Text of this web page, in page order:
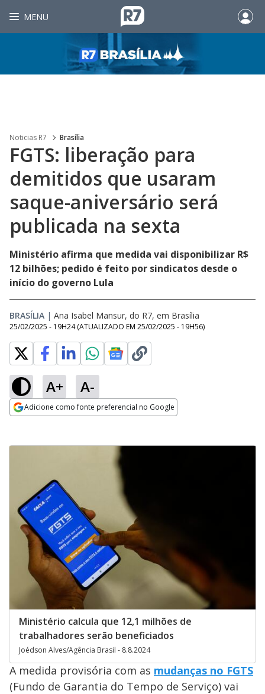
MENU
Noticias R7 Brasília
FGTS: liberação para
demitidos que usaram
saque-aniversário será
publicada na sexta
Ministério afirma que medida vai disponibilizar R$
12 bilhões; pedido é feito por sindicatos desde o
início do governo Lula
BRASÍLIA | Ana Isabel Mansur, do R7, em Brasília
25/02/2025 - 19H24 (ATUALIZADO EM 25/02/2025 - 19H56)
A+ A-
Adicione como fonte preferencial no Google
Ministério calcula que 12,1 milhões de
trabalhadores serão beneficiados
Joédson Alves/Agência Brasil - 8.8.2024
A medida provisória com as mudanças no FGTS
(Fundo de Garantia do Tempo de Serviço) vai